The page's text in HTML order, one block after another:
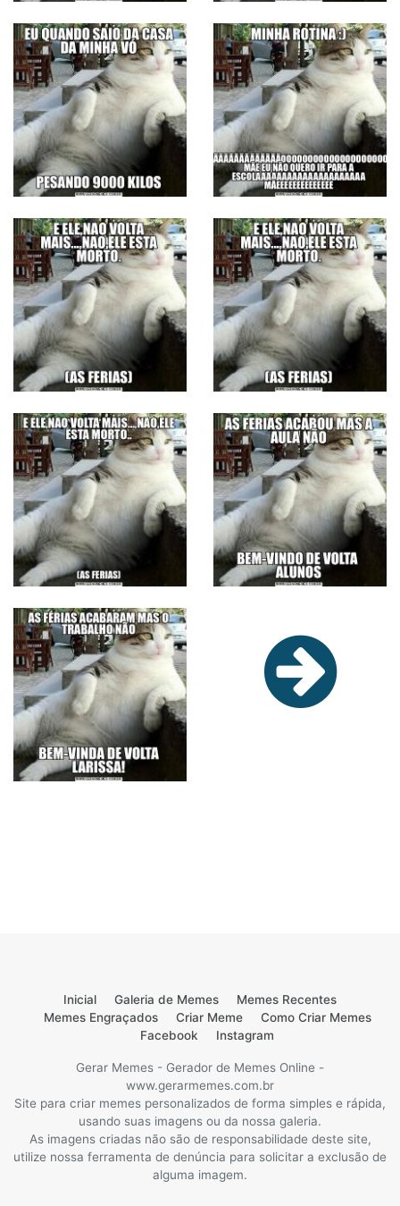
Inicial Galeria de Memes
Memes Recentes
Memes Engraçados
Criar Meme
Como Criar Memes
Facebook
Instagram
Gerar Memes - Gerador de Memes Online -
www.gerarmemes.com.br
Site para criar memes personalizados de forma simples e rápida,
usando suas imagens ou da nossa galeria.
As imagens criadas não são de responsabilidade deste site,
utilize nossa ferramenta de denúncia para solicitar a exclusão de
alguma imagem.